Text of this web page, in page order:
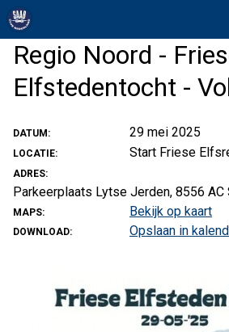
Regio Noord -
Elfstedentocht -
DATUM: 29 mei 2025
LOCATIE: Start Friese
ADRES:
Parkeerplaats Lytse Jerden, 8556 AC
MAPS: Bekijk op kaart
DOWNLOAD: Opslaan in